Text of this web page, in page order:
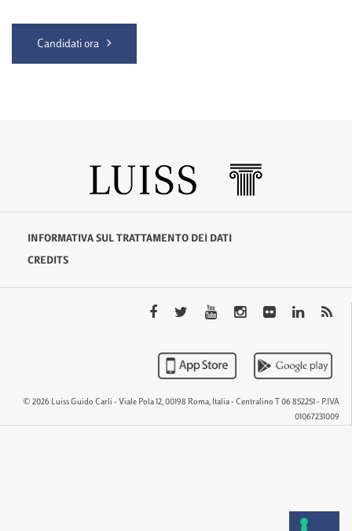
Candidati ora
INFORMATIVA SUL TRATTAMENTO DEI DATI
CREDITS
© 2026 Luiss Guido Carli - Viale Pola 12, 00198 Roma, Italia - Centralino T 06 852251 - P.IVA
01067231009